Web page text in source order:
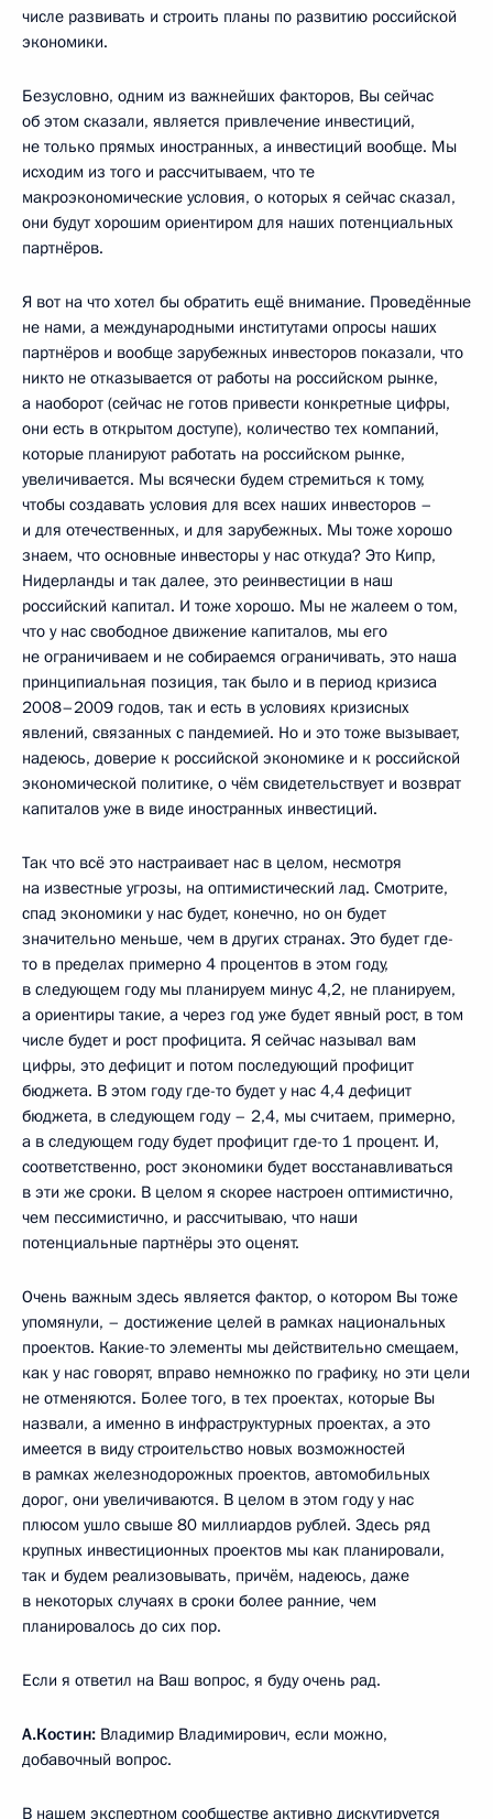
числе развивать и строить планы по развитию российской
экономики.
Безусловно, одним из важнейших факторов, Вы сейчас
об этом сказали, является привлечение инвестиций,
не только прямых иностранных, а инвестиций вообще. Мы
исходим из того и рассчитываем, что те
макроэкономические условия, о которых я сейчас сказал,
они будут хорошим ориентиром для наших потенциальных
партнёров.
Я вот на что хотел бы обратить ещё внимание. Проведённые
не нами, а международными институтами опросы наших
партнёров и вообще зарубежных инвесторов показали, что
никто не отказывается от работы на российском рынке,
а наоборот (сейчас не готов привести конкретные цифры,
они есть в открытом доступе), количество тех компаний,
которые планируют работать на российском рынке,
увеличивается. Мы всячески будем стремиться к тому,
чтобы создавать условия для всех наших инвесторов –
и для отечественных, и для зарубежных. Мы тоже хорошо
знаем, что основные инвесторы у нас откуда? Это Кипр,
Нидерланды и так далее, это реинвестиции в наш
российский капитал. И тоже хорошо. Мы не жалеем о том,
что у нас свободное движение капиталов, мы его
не ограничиваем и не собираемся ограничивать, это наша
принципиальная позиция, так было и в период кризиса
2008–2009 годов, так и есть в условиях кризисных
явлений, связанных с пандемией. Но и это тоже вызывает,
надеюсь, доверие к российской экономике и к российской
экономической политике, о чём свидетельствует и возврат
капиталов уже в виде иностранных инвестиций.
Так что всё это настраивает нас в целом, несмотря
на известные угрозы, на оптимистический лад. Смотрите,
спад экономики у нас будет, конечно, но он будет
значительно меньше, чем в других странах. Это будет где-
то в пределах примерно 4 процентов в этом году,
в следующем году мы планируем минус 4,2, не планируем,
а ориентиры такие, а через год уже будет явный рост, в том
числе будет и рост профицита. Я сейчас называл вам
цифры, это дефицит и потом последующий профицит
бюджета. В этом году где-то будет у нас 4,4 дефицит
бюджета, в следующем году – 2,4, мы считаем, примерно,
а в следующем году будет профицит где-то 1 процент. И,
соответственно, рост экономики будет восстанавливаться
в эти же сроки. В целом я скорее настроен оптимистично,
чем пессимистично, и рассчитываю, что наши
потенциальные партнёры это оценят.
Очень важным здесь является фактор, о котором Вы тоже
упомянули, – достижение целей в рамках национальных
проектов. Какие-то элементы мы действительно смещаем,
как у нас говорят, вправо немножко по графику, но эти цели
не отменяются. Более того, в тех проектах, которые Вы
назвали, а именно в инфраструктурных проектах, а это
имеется в виду строительство новых возможностей
в рамках железнодорожных проектов, автомобильных
дорог, они увеличиваются. В целом в этом году у нас
плюсом ушло свыше 80 миллиардов рублей. Здесь ряд
крупных инвестиционных проектов мы как планировали,
так и будем реализовывать, причём, надеюсь, даже
в некоторых случаях в сроки более ранние, чем
планировалось до сих пор.
Если я ответил на Ваш вопрос, я буду очень рад.
А.Костин: Владимир Владимирович, если можно,
добавочный вопрос.
В нашем экспертном сообществе активно дискутируется